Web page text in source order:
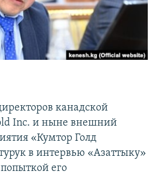
канадской
Inc. и ныне внешний
«Кумтор Голд
в интервью «Азаттыку»
его